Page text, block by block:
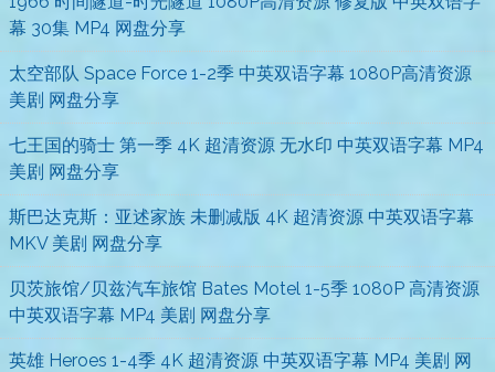
幕 30集 MP4 网盘分享
太空部队 Space Force 1-2季 中英双语字幕 1080P高清资源
美剧 网盘分享
七王国的骑士 第一季 4K 超清资源 无水印 中英双语字幕 MP4
美剧 网盘分享
斯巴达克斯：亚述家族 未删减版 4K 超清资源 中英双语字幕
MKV 美剧 网盘分享
贝茨旅馆/贝兹汽车旅馆 Bates Motel 1-5季 1080P 高清资源
中英双语字幕 MP4 美剧 网盘分享
英雄 Heroes 1-4季 4K 超清资源 中英双语字幕 MP4 美剧 网